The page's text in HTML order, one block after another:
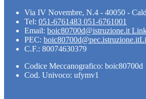
Via IV Novembre, N.4 - 40050 -
Tel: 051-6761483 051-6761001
Email: boic80700d@istruzione.it
PEC: boic80700d@pec.istruzione.it
C.F.: 80074630379
Codice Meccanografico: boic80700d
Cod. Univoco: ufymv1